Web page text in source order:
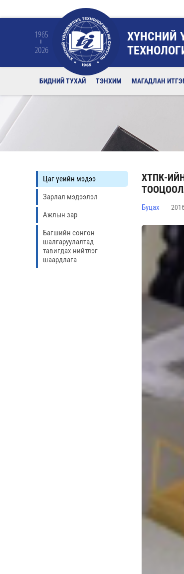
1965
2026
ХҮНСНИЙ
БИДНИЙ ТУХАЙ ТЭНХИМ МАГАДЛАН
Цаг үеийн мэдээ
Зарлал мэдээлэл
Ажлын зар
Багшийн сонгон
шалгаруулалтад
тавигдах нийтлэг
шаардлага
ХТПК-
Буцах